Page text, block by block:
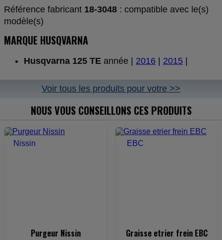
Référence fabricant 18-3048 : compatible avec le(s)
modèle(s)
MARQUE HUSQVARNA
Husqvarna 125 TE année | 2016 2015
Voir tous les produits pour votre >>
NOUS VOUS CONSEILLONS CES PRODUITS
Purgeur Nissin Graisse etrier frein EBC